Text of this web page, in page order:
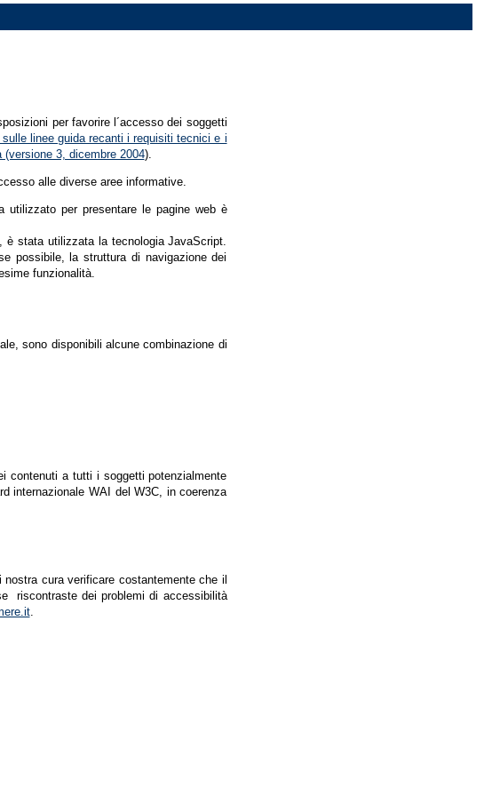
per favorire l´accesso dei soggetti
sulle linee guida recanti i requisiti tecnici e i
3, dicembre 2004).
alle diverse aree informative.
utilizzato per presentare le pagine web è
stata utilizzata la tecnologia JavaScript.
possibile, la struttura di navigazione dei
funzionalità.
sono disponibili alcune combinazione di
contenuti a tutti i soggetti potenzialmente
internazionale WAI del W3C, in coerenza
cura verificare costantemente che il
riscontraste dei problemi di accessibilità
.